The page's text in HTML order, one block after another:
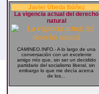
Javier Úbeda Ibáñez
La vigencia actual del derecho
natural
CAMINEO.INFO.- A lo largo de una
conversación con un excelente
amigo mío que, sin ser un decidido
partidario del socialismo liberal, sin
embargo lo que me decía acerca
de los...